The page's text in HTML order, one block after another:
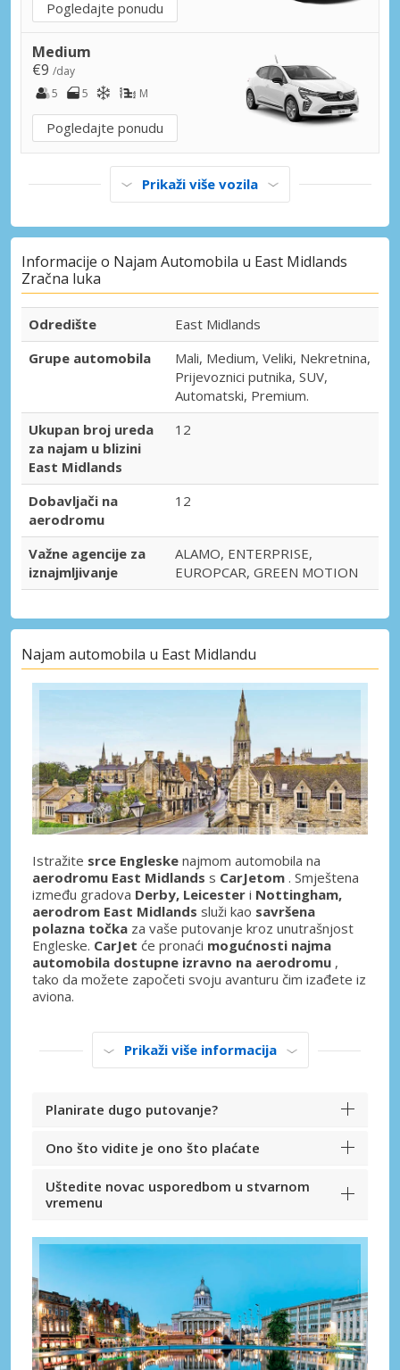
Pogledajte ponudu
Medium
€9 /day
5
5 M
Pogledajte ponudu
Prikaži više vozila
Informacije o Najam Automobila u East Midlands
Zračna luka
Odredište
East Midlands
Grupe automobila
Mali, Medium, Veliki, Nekretnina,
Prijevoznici putnika, SUV,
Automatski, Premium.
Ukupan broj ureda
za najam u blizini
East Midlands
12
Dobavljači na
aerodromu
12
Važne agencije za
iznajmljivanje
ALAMO, ENTERPRISE,
EUROPCAR, GREEN MOTION
Najam automobila u East Midlandu
Istražite srce Engleske najmom automobila na
aerodromu East Midlands s CarJetom . Smještena
između gradova Derby, Leicester i Nottingham,
aerodrom East Midlands služi kao savršena
polazna točka za vaše putovanje kroz unutrašnjost
Engleske. CarJet će pronaći mogućnosti najma
automobila dostupne izravno na aerodromu ,
tako da možete započeti svoju avanturu čim izađete iz
aviona.
Prikaži više informacija
Planirate dugo putovanje?
Ono što vidite je ono što plaćate
Uštedite novac usporedbom u stvarnom
vremenu